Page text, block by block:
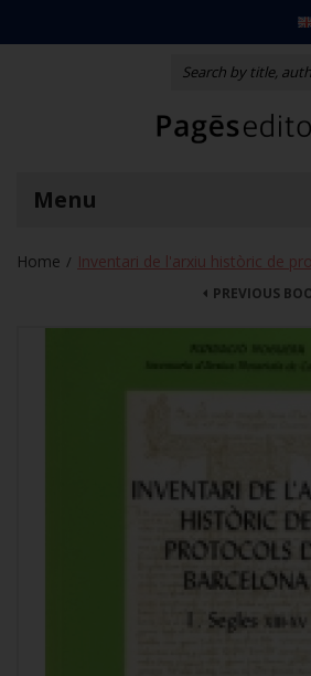
Menu
Home / Inventari de l'arxiu històric de
PREVIOUS